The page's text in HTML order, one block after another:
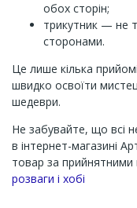
обох сторін;
трикутник — не
сторонами.
Це лише кілька
швидко освоїти
шедеври.
Не забувайте, що всі
в інтернет-магазині
товар за прийнятними
Channel
розваги і хобі